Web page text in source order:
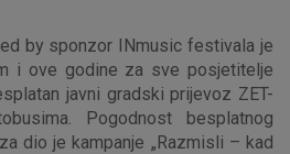
by sponzor INmusic festivala je
i ove godine za sve posjetitelje
javni gradski prijevoz ZET-
Pogodnost besplatnog
dio je kampanje „Razmisli – kad